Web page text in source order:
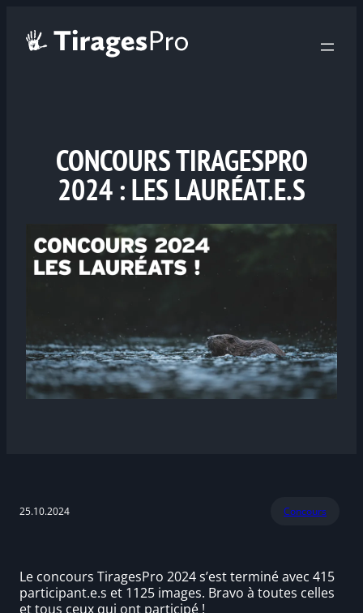
CONCOURS TIRAGESPRO
2024 : LES LAURÉAT.E.S
25.10.2024 Concours
Le concours TiragesPro 2024 s’est terminé avec 415
participant.e.s et 1125 images. Bravo à toutes celles
et tous ceux qui ont participé !